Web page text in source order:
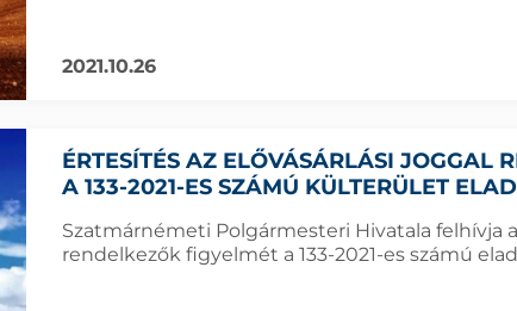
2021.10.26
ÉRTESÍTÉS AZ ELŐVÁSÁRLÁSI JOGGAL
A 133-2021-ES SZÁMÚ KÜLTERÜLET
Szatmárnémeti Polgármesteri Hivatala felhívja
rendelkezők figyelmét a 133-2021-es számú